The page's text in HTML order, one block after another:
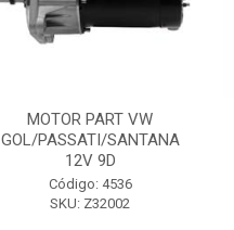
MOTOR PART VW
GOL/PASSATI/SANTANA
12V 9D
Código: 4536
SKU: Z32002